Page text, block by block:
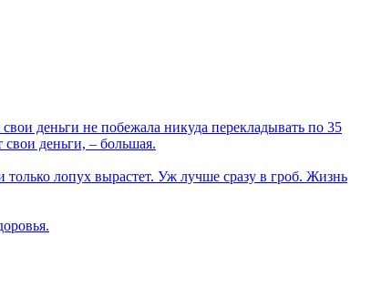
деньги не побежала никуда перекладывать по 35
деньги, – большая.
лопух вырастет. Уж лучше сразу в гроб. Жизнь